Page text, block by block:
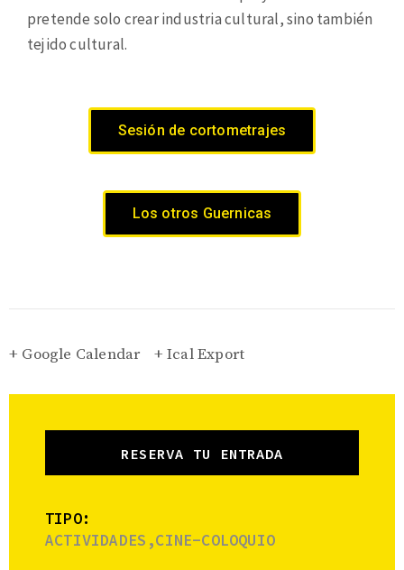
pretende solo crear industria cultural, sino también
tejido cultural.
Sesión de cortometrajes
Los otros Guernicas
+ Google Calendar + Ical Export
RESERVA TU ENTRADA
TIPO:
ACTIVIDADES,CINE-COLOQUIO